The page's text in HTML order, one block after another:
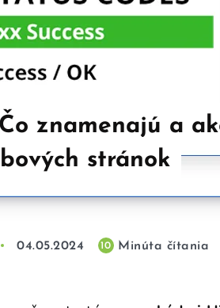
znamenajú a
stránok
04.05.2024 10 Minúta čítania